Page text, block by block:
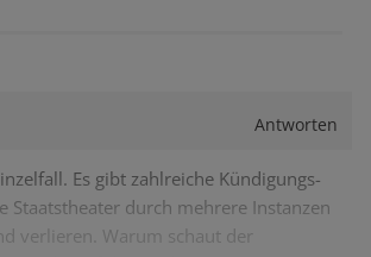
Antworten
Es gibt zahlreiche Kündigungs-
Staatstheater durch mehrere Instanzen
verlieren. Warum schaut der